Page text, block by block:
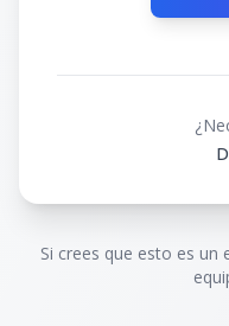
Si crees que esto es